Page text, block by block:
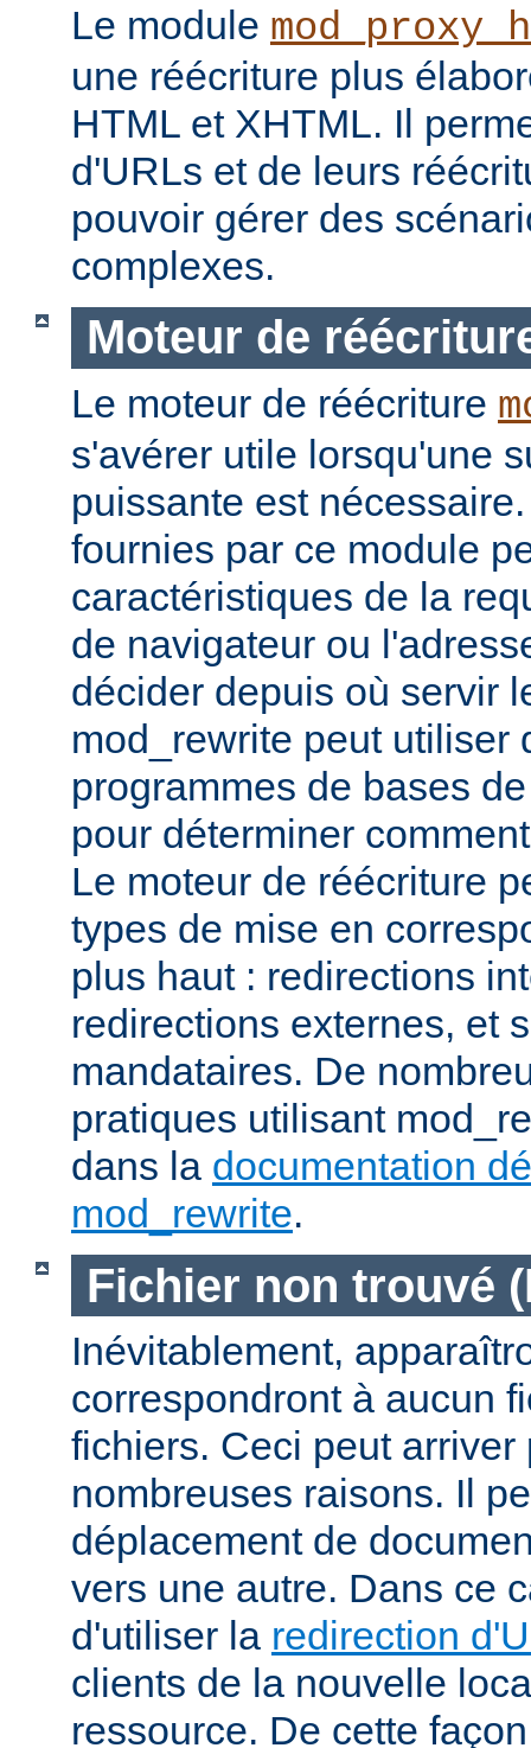
Le module
une réécriture plus
HTML et XHTML. Il
d'URLs et de leurs
pouvoir gérer des
complexes.
Moteur de
Le moteur de réécriture
s'avérer utile lorsqu'une
puissante est
fournies par ce module
caractéristiques de la
de navigateur ou
décider depuis où servir
mod_rewrite peut utiliser
programmes de bases
pour déterminer
Le moteur de réécriture
types de mise en
plus haut : redirections
redirections externes, et
mandataires. De
pratiques utilisant
dans la documentation
mod_rewrite.
Fichier non trouvé
Inévitablement,
correspondront à aucun
fichiers. Ceci peut arriver
nombreuses raisons. Il
déplacement de
vers une autre. Dans ce
d'utiliser la redirection
clients de la nouvelle
ressource. De cette